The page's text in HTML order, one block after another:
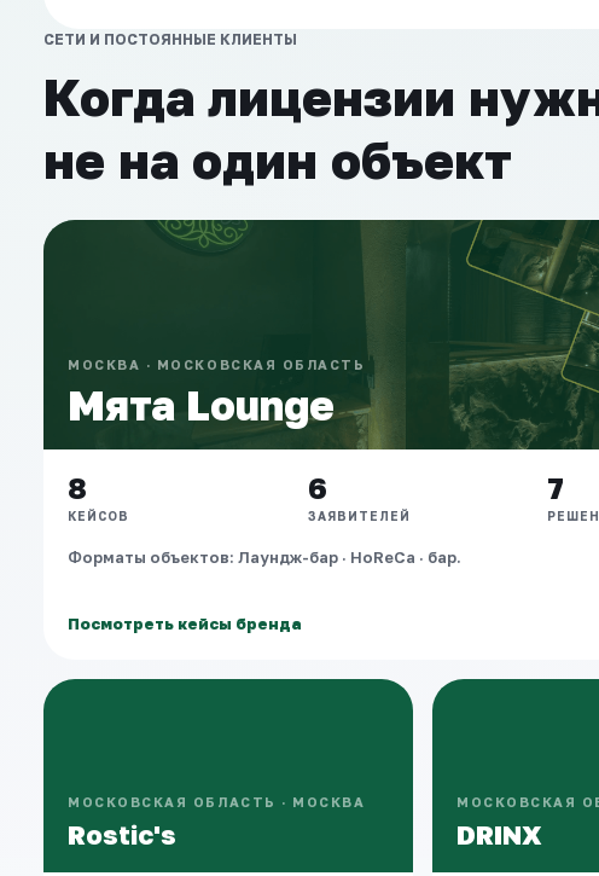
СЕТИ И ПОСТОЯННЫЕ КЛИЕНТЫ
Когда лицензии
не на один объект
МОСКВА · МОСКОВСКАЯ ОБЛАСТЬ
Мята Lounge
8
КЕЙСОВ
6
ЗАЯВИТЕЛЕЙ
7
Форматы объектов: Лаундж-бар · HoReCa · бар.
Посмотреть кейсы бренда
МОСКОВСКАЯ ОБЛАСТЬ · МОСКВА
Rostic's
МОСКОВСКАЯ
DRINX